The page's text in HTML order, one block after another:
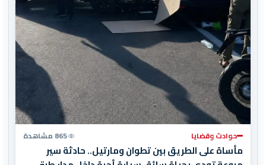
حوادث وقضايا 865 مشاهدة
مأساة على الطريق بين تطوان ومارتيل.. حادثة سير